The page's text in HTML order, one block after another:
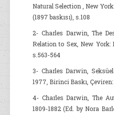
Natural Selection , New
(1897 baskısı), s.108
2- Charles Darwin, The
Relation to Sex, New York:
s.563-564
3- Charles Darwin,
1977, Birinci Baskı,
4- Charles Darwin, The
1809-1882 (Ed. by Nora